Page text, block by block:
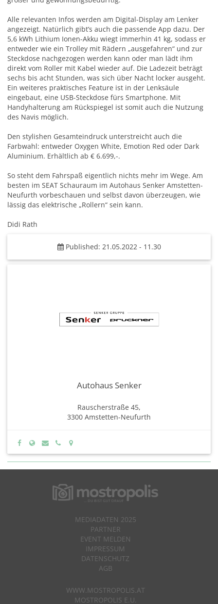
Alle relevanten Infos werden am Digital-Display am Lenker
angezeigt. Natürlich gibt’s auch die passende App dazu. Der
5,6 kWh Lithium Ionen-Akku wiegt immerhin 41 kg, sodass er
entweder wie ein Trolley mit Rädern „ausgefahren“ und zur
Steckdose nachgezogen werden kann oder man lädt ihm
direkt vom Roller mit Kabel wieder auf. Die Ladezeit beträgt
sechs bis acht Stunden, was sich über Nacht locker ausgeht.
Ein weiteres praktisches Feature ist in der Lenksäule
eingebaut, eine USB-Steckdose fürs Smartphone. Mit
Handyhalterung am Rückspiegel ist somit auch die Nutzung
des Navis möglich.
Den stylishen Gesamteindruck unterstreicht auch die
Farbwahl: entweder Oxygen White, Emotion Red oder Dark
Aluminium. Erhältlich ab € 6.699,-.
So steht dem Fahrspaß eigentlich nichts mehr im Wege. Am
besten im SEAT Schauraum im Autohaus Senker Amstetten-
Neufurth vorbeschauen und selbst davon überzeugen, wie
lässig das elektrische „Rollern“ sein kann.
Didi Rath
Published: 21.05.2022 - 11.30
Autohaus Senker
Rauscherstraße 45,
3300 Amstetten-Neufurth
MEDIADATEN 2025
PARTNER
EVENT MELDEN
IMPRESSUM
DATENSCHUTZ
AGB
WWW.MOSTROPOLIS.AT
MOSTROPOLIS E.U.